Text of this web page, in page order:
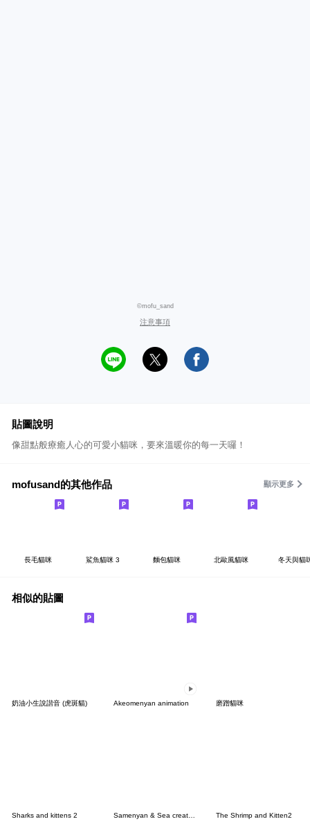
©mofu_sand
注意事項
貼圖說明
像甜點般療癒人心的可愛小貓咪，要來溫暖你的每一天囉！
mofusand的其他作品 顯示更多
長毛貓咪 鯊魚貓咪 3 麵包貓咪 北歐風貓咪 冬天與貓
相似的貼圖
奶油小生說諧音 (虎斑貓) Akeomenyan animation 磨蹭貓咪
Sharks and kittens 2 The Shrimp and Kitten2